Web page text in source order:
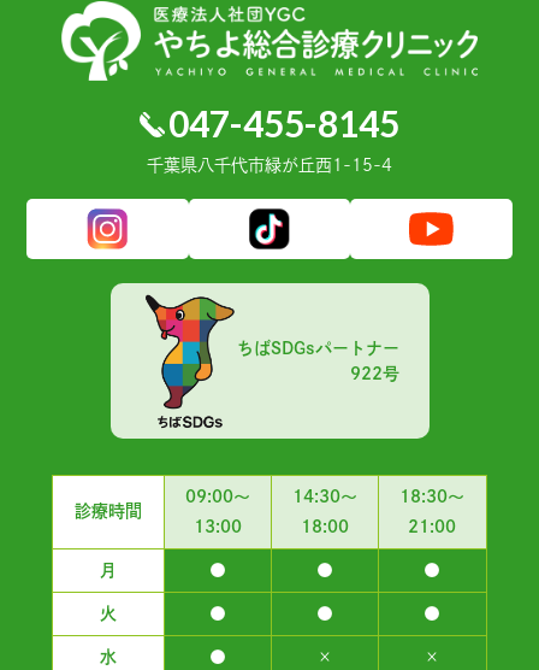
047-455-8145
千葉県⼋千代市緑が丘⻄1-15-4
ちばSDGsパートナー
922号
診療時間
09:00～
13:00
14:30～
18:00
18:30～
21:00
月 ● ● ●
火 ● ● ●
水 ● × ×